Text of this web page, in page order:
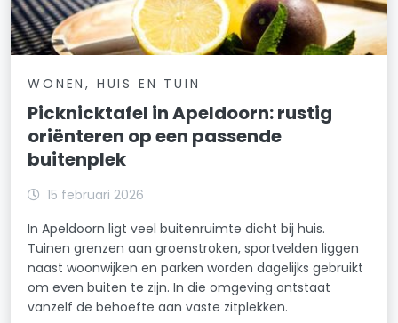
WONEN, HUIS EN TUIN
Picknicktafel in Apeldoorn: rustig
oriënteren op een passende
buitenplek
15 februari 2026
In Apeldoorn ligt veel buitenruimte dicht bij huis.
Tuinen grenzen aan groenstroken, sportvelden liggen
naast woonwijken en parken worden dagelijks gebruikt
om even buiten te zijn. In die omgeving ontstaat
vanzelf de behoefte aan vaste zitplekken.